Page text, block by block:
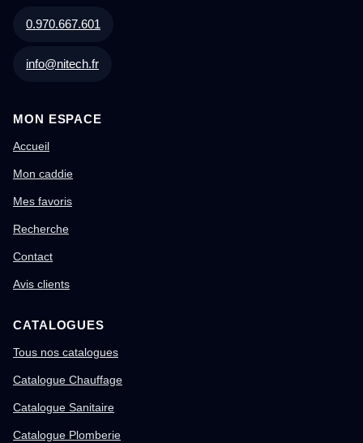
0.970.667.601
info@nitech.fr
MON ESPACE
Accueil
Mon caddie
Mes favoris
Recherche
Contact
Avis clients
CATALOGUES
Tous nos catalogues
Catalogue Chauffage
Catalogue Sanitaire
Catalogue Plomberie